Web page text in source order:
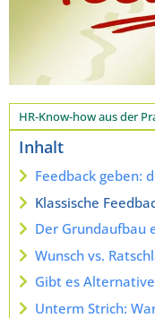
HR-Know-how aus der
Inhalt
Feedback geben:
Klassische
Der Grundaufbau
Wunsch vs.
Gibt es
Unterm Strich: